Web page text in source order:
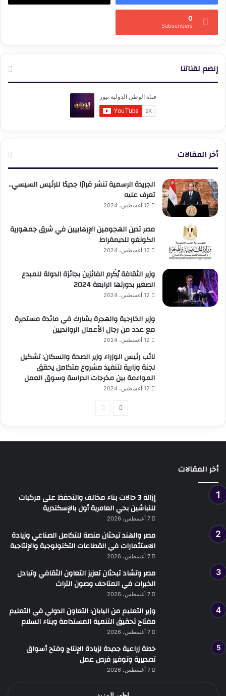
0
Subscribers
إنضم لقناتنا
أخر المقالات
الجريدة الرسمية تنشر قرارًا جديدًا للرئيس السيسي..
تعرف عليه
12 أغسطس، 2024
مصر تدين الهجومين الإرهابيين في شرق جمهورية
الكونغو للديمقراط
12 أغسطس، 2024
وزير الثقافة يُكَرم الفائزين بجائزة الدولة للمبدع
الصغير بدورتها الرابعة 2024
12 أغسطس، 2024
وزير الخارجية والهجرة يشارك في مائدة مستديرة
مع عدد من رجال الأعمال الروانديين
12 أغسطس، 2024
نائب رئيس الوزراء وزير الصحة والسكان: تشكيل
لجنة وزارية لتنفيذ مشروع متكامل يحقق
المواءمة بين مخرجات الدراسة وسوق العمل
12 أغسطس، 2024
الصفحة
أخر المقالات
إزالة 3 حالات بناء مخالف والتحفظ على مركبات
للنباشين بحي العامرية أول بالإسكندرية
7 أغسطس، 2026
مصر والهند تبحثان منصة للتكامل الصناعي وزيادة
الاستثمارات في القطاعات التكنولوجية والإنتاجية
7 أغسطس، 2026
مصر وتشاد تبحثان تعزيز التعاون الثقافي وتبادل
الخبرات في المتاحف وصون التراث
7 أغسطس، 2026
وزير التعليم من اليابان: التعاون الدولي في التعليم
مفتاح تحقيق التنمية المستدامة وبناء السلام
7 أغسطس، 2026
خطة زراعية جديدة لزيادة الإنتاج وفتح أسواق
تصديرية وتوفير فرص عمل
7 أغسطس، 2026